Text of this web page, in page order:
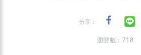
分享：
瀏覽數 : 718